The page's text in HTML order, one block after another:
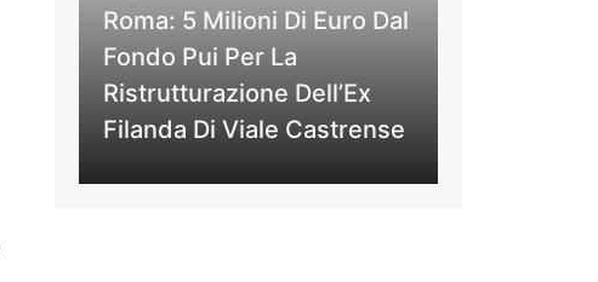
Roma: 5 Milioni Di Euro Dal
Fondo Pui Per La
Ristrutturazione Dell’Ex
Filanda Di Viale Castrense